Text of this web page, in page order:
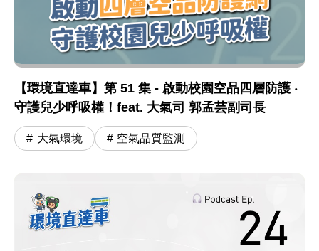
【環境直達車】第 51 集 - 啟動校園空品四層防護 ‧
守護兒少呼吸權！feat. 大氣司 郭孟芸副司長
大氣環境 空氣品質監測